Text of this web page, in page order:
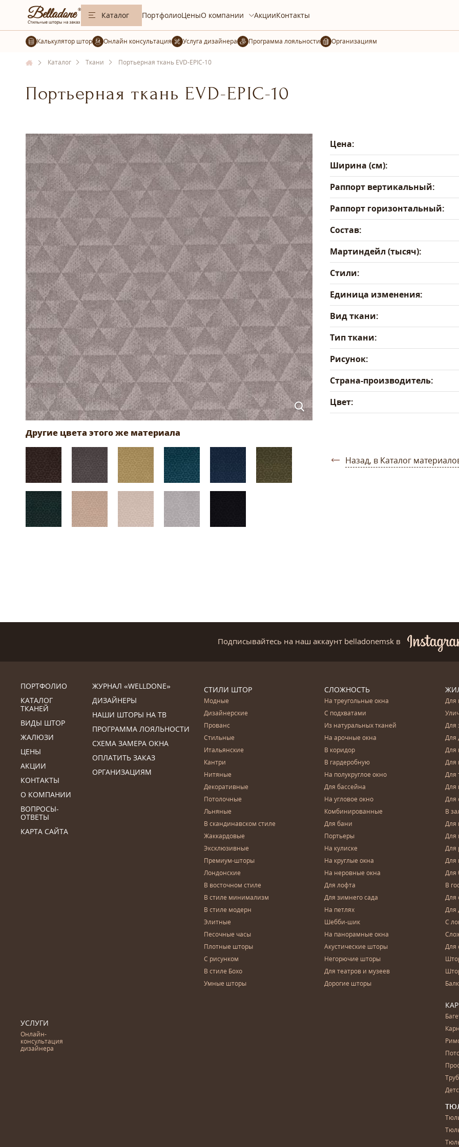
Каталог ПортфолиоЦеныО компании АкцииКонтакты
Калькулятор штор Услуга дизайнера Организациям
Каталог Ткани Портьерная ткань EVD-EPIC-10
Портьерная ткань EVD-EPIC-10
Цена:
Ширина (см):
Раппорт вертикальный:
Раппорт горизонтальный:
Состав:
Мартиндейл (тысяч):
Стили:
Единица изменения:
Вид ткани:
Тип ткани:
Рисунок:
Страна-производитель:
Цвет:
Назад, в Каталог
Подписывайтесь на наш аккаунт belladonemsk в
ПОРТФОЛИО
КАТАЛОГ
ТКАНЕЙ
ВИДЫ ШТОР
ЖАЛЮЗИ
ЦЕНЫ
АКЦИИ
КОНТАКТЫ
О КОМПАНИИ
ВОПРОСЫ-
ОТВЕТЫ
КАРТА САЙТА
ЖУРНАЛ «WELLDONE»
ДИЗАЙНЕРЫ
НАШИ ШТОРЫ НА ТВ
ПРОГРАММА ЛОЯЛЬНОСТИ
СХЕМА ЗАМЕРА ОКНА
ОПЛАТИТЬ ЗАКАЗ
ОРГАНИЗАЦИЯМ
УСЛУГИ
Онлайн-
консультация
дизайнера
СТИЛИ ШТОР
Модные
Дизайнерские
Прованс
Стильные
Итальянские
Кантри
Нитяные
Декоративные
Потолочные
Льняные
В скандинавском стиле
Жаккардовые
Эксклюзивные
Премиум-шторы
Лондонские
В восточном стиле
В стиле минимализм
В стиле модерн
Элитные
Песочные часы
Плотные шторы
С рисунком
В стиле Бохо
Умные шторы
СЛОЖНОСТЬ
На треугольные окна
С подхватами
Из натуральных тканей
На арочные окна
В коридор
В гардеробную
На полукруглое окно
Для бассейна
На угловое окно
Комбинированные
Для бани
Портьеры
На кулиске
На круглые окна
На неровные окна
Для лофта
Для зимнего сада
На петлях
Шебби-шик
На панорамные окна
Акустические шторы
Негорючие шторы
Для театров и музеев
Дорогие шторы
Для
Для
Для
Для
Для
Для
Для
Для
В
Для
Для
Для
Для
Для
В
Для
Для
С
Для